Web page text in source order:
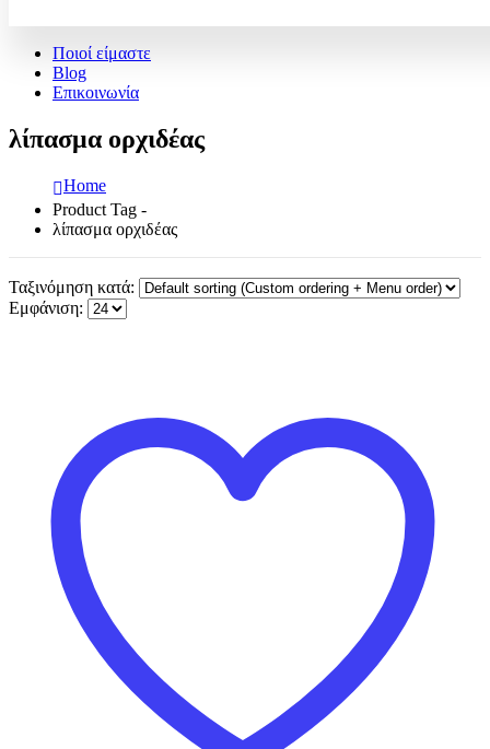
Ποιοί είμαστε
Blog
Επικοινωνία
λίπασμα ορχιδέας
Home
Product Tag -
λίπασμα ορχιδέας
Ταξινόμηση κατά:
Εμφάνιση: